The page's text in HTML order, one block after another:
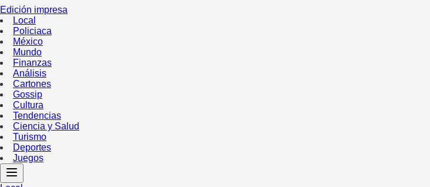
Edición impresa
Local
Policiaca
México
Mundo
Finanzas
Análisis
Cartones
Gossip
Cultura
Tendencias
Ciencia y Salud
Turismo
Deportes
Juegos